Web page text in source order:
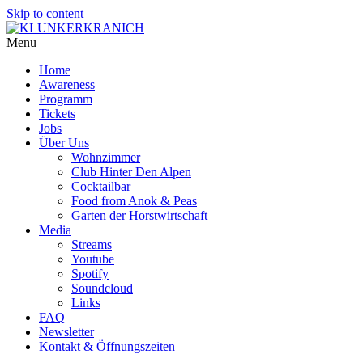
Skip to content
Menu
Home
Awareness
Programm
Tickets
Jobs
Über Uns
Wohnzimmer
Club Hinter Den Alpen
Cocktailbar
Food from Anok & Peas
Garten der Horstwirtschaft
Media
Streams
Youtube
Spotify
Soundcloud
Links
FAQ
Newsletter
Kontakt & Öffnungszeiten